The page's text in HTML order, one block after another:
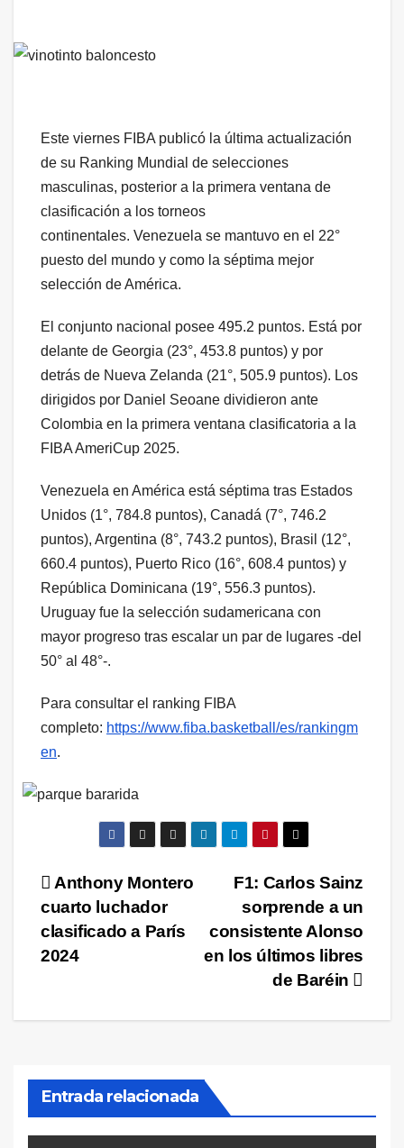
Este viernes FIBA publicó la última actualización
de su Ranking Mundial de selecciones
masculinas, posterior a la primera ventana de
clasificación a los torneos
continentales. Venezuela se mantuvo en el 22°
puesto del mundo y como la séptima mejor
selección de América.
El conjunto nacional posee 495.2 puntos. Está por
delante de Georgia (23°, 453.8 puntos) y por
detrás de Nueva Zelanda (21°, 505.9 puntos). Los
dirigidos por Daniel Seoane dividieron ante
Colombia en la primera ventana clasificatoria a la
FIBA AmeriCup 2025.
Venezuela en América está séptima tras Estados
Unidos (1°, 784.8 puntos), Canadá (7°, 746.2
puntos), Argentina (8°, 743.2 puntos), Brasil (12°,
660.4 puntos), Puerto Rico (16°, 608.4 puntos) y
República Dominicana (19°, 556.3 puntos).
Uruguay fue la selección sudamericana con
mayor progreso tras escalar un par de lugares -del
50° al 48°-.
Para consultar el ranking FIBA
completo: https://www.fiba.basketball/es/rankingm
en.
Navegación
de
entradas
F1: Carlos Sainz
sorprende a un
consistente Alonso
en los últimos libres
de Baréin
Anthony Montero
cuarto luchador
clasificado a París
2024
Entrada relacionada